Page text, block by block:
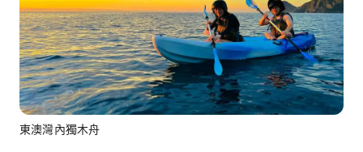
東澳灣內獨木舟